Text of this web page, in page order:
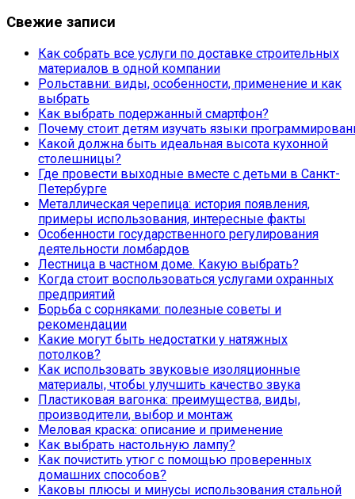
Свежие записи
Как собрать все услуги по доставке строительных
материалов в одной компании
Рольставни: виды, особенности, применение и как
выбрать
Как выбрать подержанный смартфон?
Почему стоит детям изучать языки
Какой должна быть идеальная высота кухонной
столешницы?
Где провести выходные вместе с детьми в Санкт-
Петербурге
Металлическая черепица: история появления,
примеры использования, интересные факты
Особенности государственного регулирования
деятельности ломбардов
Лестница в частном доме. Какую выбрать?
Когда стоит воспользоваться услугами охранных
предприятий
Борьба с сорняками: полезные советы и
рекомендации
Какие могут быть недостатки у натяжных
потолков?
Как использовать звуковые изоляционные
материалы, чтобы улучшить качество звука
Пластиковая вагонка: преимущества, виды,
производители, выбор и монтаж
Меловая краска: описание и применение
Как выбрать настольную лампу?
Как почистить утюг с помощью проверенных
домашних способов?
Каковы плюсы и минусы использования стальной